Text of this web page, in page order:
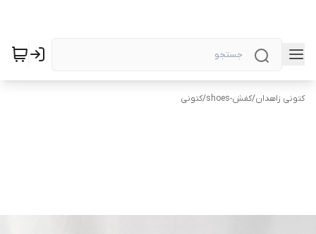
کتونی زاهدان/کفش-shoes /کتونی